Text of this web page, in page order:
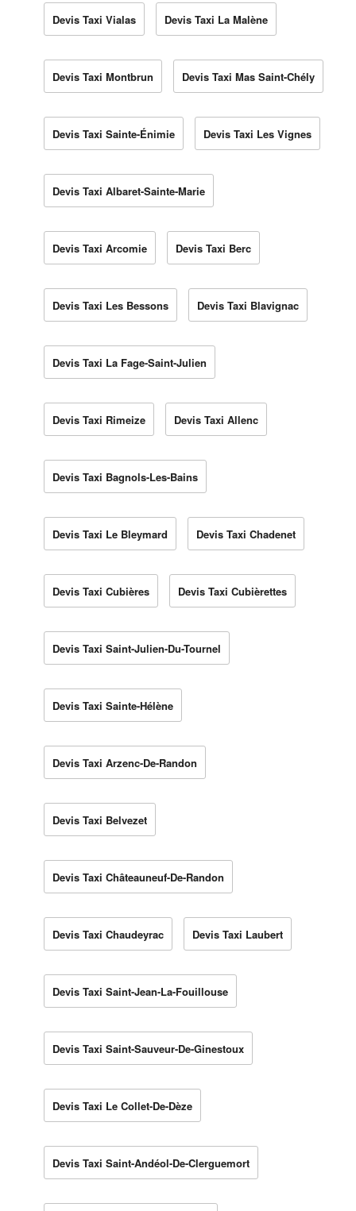
Devis Taxi Vialas Devis Taxi La Malène
Devis Taxi Montbrun Devis Taxi Mas Saint-Chély
Devis Taxi Sainte-Énimie Devis Taxi Les Vignes
Devis Taxi Albaret-Sainte-Marie
Devis Taxi Arcomie Devis Taxi Berc
Devis Taxi Les Bessons Devis Taxi Blavignac
Devis Taxi La Fage-Saint-Julien
Devis Taxi Rimeize Devis Taxi Allenc
Devis Taxi Bagnols-Les-Bains
Devis Taxi Le Bleymard Devis Taxi Chadenet
Devis Taxi Cubières Devis Taxi Cubièrettes
Devis Taxi Saint-Julien-Du-Tournel
Devis Taxi Sainte-Hélène
Devis Taxi Arzenc-De-Randon
Devis Taxi Belvezet
Devis Taxi Châteauneuf-De-Randon
Devis Taxi Chaudeyrac Devis Taxi Laubert
Devis Taxi Saint-Jean-La-Fouillouse
Devis Taxi Saint-Sauveur-De-Ginestoux
Devis Taxi Le Collet-De-Dèze
Devis Taxi Saint-Andéol-De-Clerguemort